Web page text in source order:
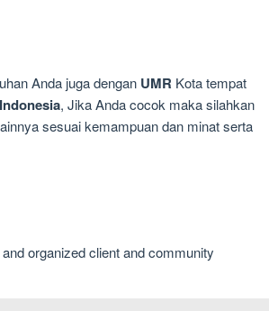
Anda juga dengan UMR Kota tempat
, Jika Anda cocok maka silahkan
sesuai kemampuan dan minat serta
organized client and community